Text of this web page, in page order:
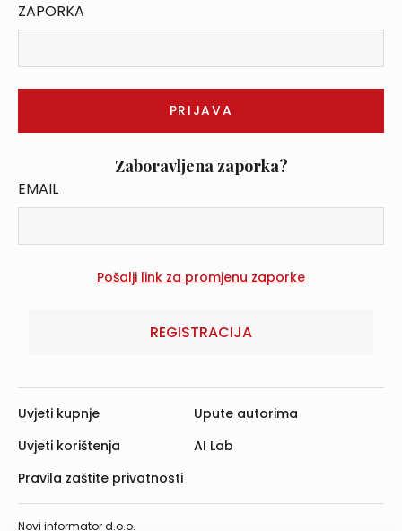
ZAPORKA
Zaboravljena zaporka?
EMAIL
REGISTRACIJA
Novi informator d.o.o.
Uvjeti kupnje
Uvjeti korištenja
Pravila zaštite privatnosti
Upute autorima
AI Lab